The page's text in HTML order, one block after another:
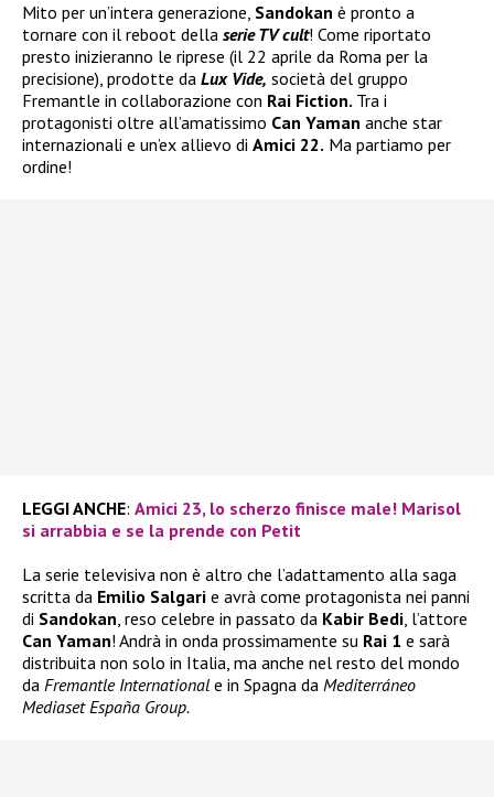
Mito per un’intera generazione, Sandokan è pronto a
tornare con il reboot della serie TV cult! Come riportato
presto inizieranno le riprese (il 22 aprile da Roma per la
precisione), prodotte da Lux Vide, società del gruppo
Fremantle in collaborazione con Rai Fiction. Tra i
protagonisti oltre all’amatissimo Can Yaman anche star
internazionali e un’ex allievo di Amici 22. Ma partiamo per
ordine!
LEGGI ANCHE: Amici 23, lo scherzo finisce male! Marisol
si arrabbia e se la prende con Petit
La serie televisiva non è altro che l’adattamento alla saga
scritta da Emilio Salgari e avrà come protagonista nei panni
di Sandokan, reso celebre in passato da Kabir Bedi, l’attore
Can Yaman! Andrà in onda prossimamente su Rai 1 e sarà
distribuita non solo in Italia, ma anche nel resto del mondo
da Fremantle International e in Spagna da Mediterráneo
Mediaset España Group.